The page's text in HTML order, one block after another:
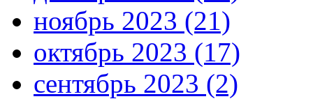
ноябрь 2023 (21)
октябрь 2023 (17)
сентябрь 2023 (2)